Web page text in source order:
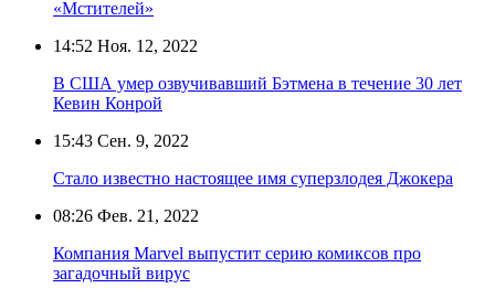
«Мстителей»
14:52 Ноя. 12, 2022
В США умер озвучивавший Бэтмена в течение 30 лет
Кевин Конрой
15:43 Сен. 9, 2022
Стало известно настоящее имя суперзлодея Джокера
08:26 Фев. 21, 2022
Компания Marvel выпустит серию комиксов про
загадочный вирус